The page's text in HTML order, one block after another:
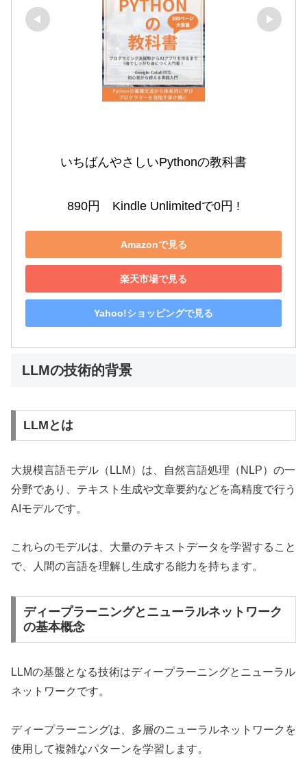
いちばんやさしいPythonの教科書
890円　Kindle Unlimitedで0円 !
Amazonで見る
楽天市場で見る
Yahoo!ショッピングで見る
LLMの技術的背景
LLMとは
大規模言語モデル（LLM）は、自然言語処理（NLP）の一
分野であり、テキスト生成や文章要約などを高精度で行う
AIモデルです。
これらのモデルは、大量のテキストデータを学習すること
で、人間の言語を理解し生成する能力を持ちます。
ディープラーニングとニューラルネットワーク
の基本概念
LLMの基盤となる技術はディープラーニングとニューラル
ネットワークです。
ディープラーニングは、多層のニューラルネットワークを
使用して複雑なパターンを学習します。